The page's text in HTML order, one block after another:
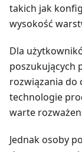
takich jak
wysokość
Dla
poszukujących
rozwiązania do
technologie
warte
Jednak osoby